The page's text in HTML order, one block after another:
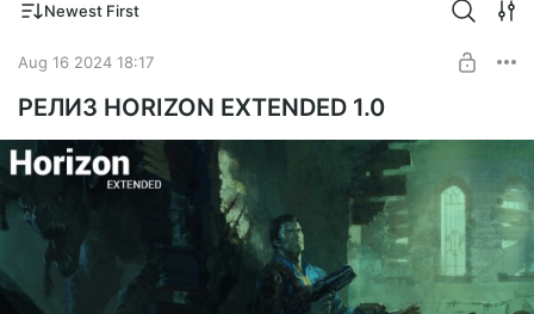
Newest First
Aug 16 2024 18:17
РЕЛИЗ HORIZON EXTENDED 1.0